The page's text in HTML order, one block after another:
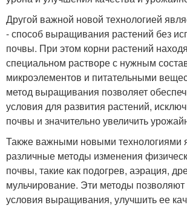
Другой важной новой технологией
- способ выращивания растений без
почвы. При этом корни растений
специальном растворе с нужным
микроэлементов и питательными
метод выращивания позволяет
условия для развития растений,
почвы и значительно увеличить
Также важными новыми технологиями
различные методы изменения
почвы, такие как подогрев, аэрация,
мульчирование. Эти методы позволяют
условия выращивания, улучшить ее